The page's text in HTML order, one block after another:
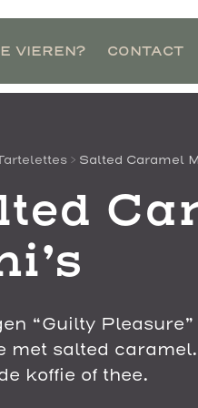
VIEREN? CONTACT
> Salted Caramel
“Guilty
met salted
koffie of thee.